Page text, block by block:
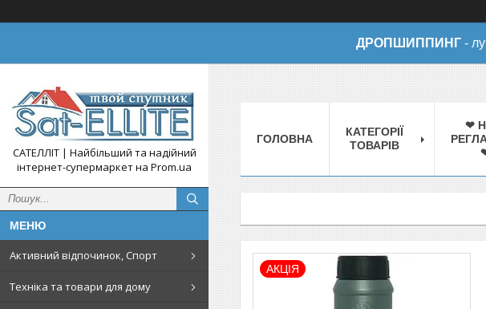
ДРОПШИППИНГ -
САТЕЛЛІТ | Найбільший та надійний
інтернет-супермаркет на Prom.ua
Активний відпочинок, Спорт
Техніка та товари для дому
ГОЛОВНА
КАТЕГОРІЇ
ТОВАРІВ
❤
АКЦІЯ